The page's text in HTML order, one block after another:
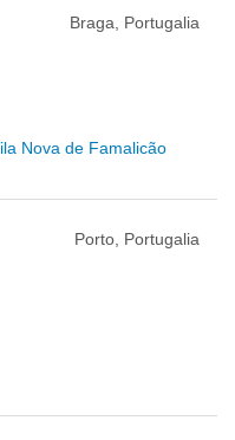
Braga, Portugalia
Nova de Famalicão
Porto, Portugalia